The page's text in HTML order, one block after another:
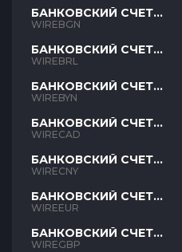
БАНКОВСКИЙ СЧЕТ
BGN
WIREBGN
БАНКОВСКИЙ СЧЕТ
BRL
WIREBRL
БАНКОВСКИЙ СЧЕТ
BYN
WIREBYN
БАНКОВСКИЙ СЧЕТ
CAD
WIRECAD
БАНКОВСКИЙ СЧЕТ
CNY
WIRECNY
БАНКОВСКИЙ СЧЕТ
EUR
WIREEUR
БАНКОВСКИЙ СЧЕТ
GBP
WIREGBP